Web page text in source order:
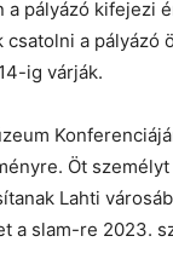
pályázó kifejezi
a pályázó
ig várják.
Öt
Lahti
a slam-re 2023.